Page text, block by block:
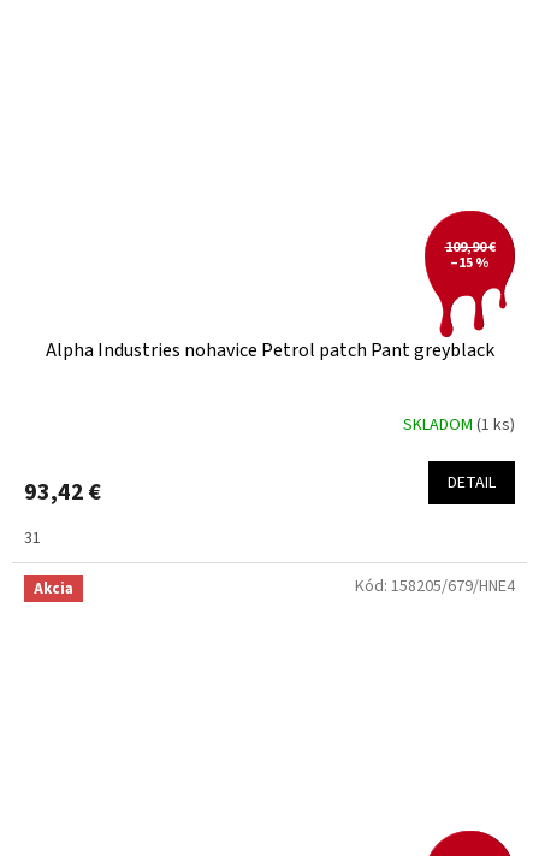
109,90 €
–15 %
Alpha Industries nohavice Petrol patch Pant greyblack
SKLADOM (1 ks)
93,42 € DETAIL
31
Akcia Kód: 158205/679/HNE4